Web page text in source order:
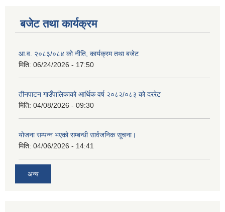
बजेट तथा कार्यक्रम
आ.व. २०८३/०८४ को नीति, कार्यक्रम तथा बजेट
मिति: 06/24/2026 - 17:50
तीनपाटन गाउँपालिकाको आर्थिक वर्ष २०८२/०८३ को दररेट
मिति: 04/08/2026 - 09:30
योजना सम्पन्न भएको सम्बन्धी सार्वजनिक सूचना।
मिति: 04/06/2026 - 14:41
अन्य